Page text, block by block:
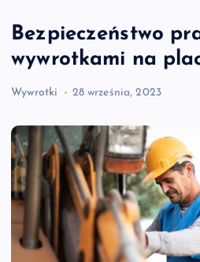
Bezpieczeństwo
wywrotkami na
Wywrotki 28 września, 2023